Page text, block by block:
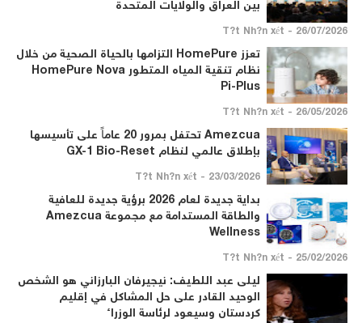
بين العراق والولايات المتحدة
26/07/2026 - T?t Nh?n xét
تعزز HomePure التزامها بالحياة الصحية من خلال
نظام تنقية المياه المتطور HomePure Nova
Pi-Plus
26/05/2026 - T?t Nh?n xét
Amezcua تحتفل بمرور 20 عاماً على تأسيسها
بإطلاق عالمي لنظام GX-1 Bio-Reset
23/03/2026 - T?t Nh?n xét
بداية جديدة لعام 2026 برؤية جديدة للعافية
والطاقة المستدامة مع مجموعة Amezcua
Wellness
25/02/2026 - T?t Nh?n xét
ليلى عبد اللطيف: نيجيرفان البارزاني هو الشخص
الوحيد القادر على حل المشاكل في إقليم
كردستان وسيعود لرئاسة الوزراء